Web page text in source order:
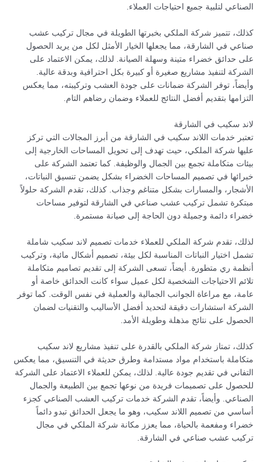
الصناعي لتلبية جميع احتياجات العملاء.
كذلك، تتميز شركة الملكي بخبرتها الطويلة في مجال تركيب عشب
صناعي في الشارقة، مما يجعلها الخيار الأمثل لكل من يريد الحصول
على حدائق خضراء متينة وسهلة الصيانة. لذلك، يمكن الاعتماد على
الشركة لتنفيذ مشاريع صغيرة أو كبيرة بكل احترافية وبدقة عالية.
وأيضاً، توفر الشركة ضمانات على جودة العشب وتركيبته، مما يعكس
التزامها بتقديم أفضل النتائج للعملاء وضمان رضاهم التام.
لاند سكيب في الشارقة
تعتبر خدمات اللاند سكيب في الشارقة من أبرز المجالات التي تركز
عليها شركة الملكي، حيث تهدف إلى تحويل المساحات الخارجية إلى
بيئات متكاملة تجمع بين الجمال والوظيفة. كما تعتمد الشركة على
خبرائها في تصميم المساحات الخضراء بشكل يضمن تنسيق النباتات،
الأشجار، والمسارات بشكل متناغم وجذاب. كذلك، تقدم الشركة حلولاً
مبتكرة تشمل تركيب عشب صناعي في الشارقة لتوفير مساحات
خضراء دائمة وجميلة دون الحاجة إلى صيانة مستمرة.
لذلك، تقدم شركة الملكي للعملاء خدمات تصميم لاند سكيب شاملة
تشمل اختيار النباتات المناسبة لكل بيئة، تصميم أشكال مائية، وتركيب
أنظمة ري متطورة. أيضاً، تسعى الشركة إلى تقديم تصاميم متكاملة
تلائم الاحتياجات الشخصية لكل عميل سواء كانت الحدائق خاصة أو
عامة، مع مراعاة الجوانب الجمالية والعملية في نفس الوقت. كما توفر
الشركة استشارات دقيقة لتحديد أفضل الأساليب والتقنيات لضمان
الحصول على نتائج مذهلة وطويلة الأمد.
كذلك، تمتاز شركة الملكي بالقدرة على تنفيذ مشاريع لاند سكيب
متكاملة باستخدام مواد مستدامة وطرق حديثة في التنسيق، مما يعكس
التفاني في تقديم جودة عالية. لذلك، يمكن للعملاء الاعتماد على الشركة
للحصول على تصميمات فريدة من نوعها تجمع بين الطبيعة والجمال
الصناعي. وأيضاً، تقدم الشركة خدمات تركيب العشب الصناعي كجزء
أساسي من تصميم اللاند سكيب، وهو ما يجعل الحدائق تبدو دائماً
خضراء ومفعمة بالحياة، مما يعزز مكانة شركة الملكي في مجال
تركيب عشب صناعي في الشارقة.